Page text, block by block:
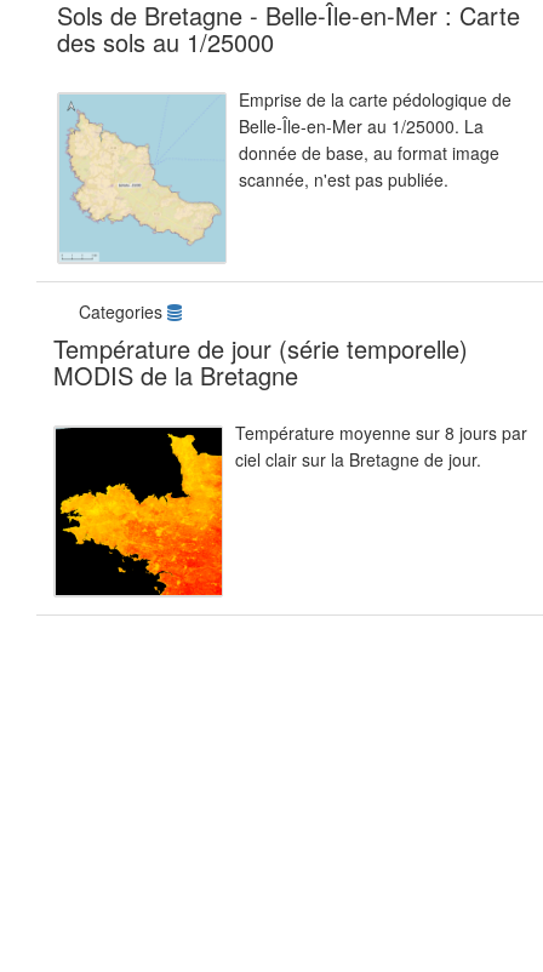
Sols de Bretagne - Belle-Île-en-Mer : Carte
des sols au 1/25000
Emprise de la carte pédologique de
Belle-Île-en-Mer au 1/25000. La
donnée de base, au format image
scannée, n'est pas publiée.
Categories
Température de jour (série temporelle)
MODIS de la Bretagne
Température moyenne sur 8 jours par
ciel clair sur la Bretagne de jour.